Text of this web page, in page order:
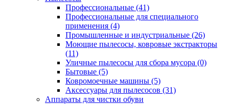
Профессиональные (41)
Профессиональные для специального
применения (4)
Промышленные и индустриальные (26)
Моющие пылесосы, ковровые экстракторы
(11)
Уличные пылесосы для сбора мусора (0)
Бытовые (5)
Ковромоечные машины (5)
Аксессуары для пылесосов (31)
Аппараты для чистки обуви